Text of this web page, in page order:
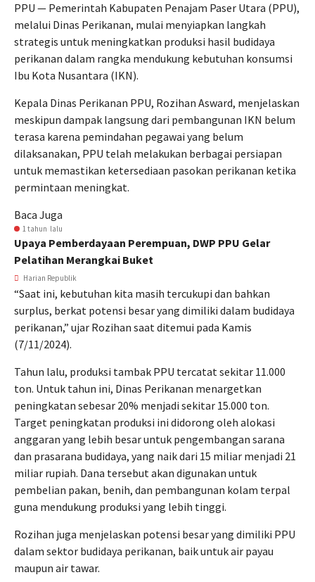
PPU — Pemerintah Kabupaten Penajam Paser Utara (PPU),
melalui Dinas Perikanan, mulai menyiapkan langkah
strategis untuk meningkatkan produksi hasil budidaya
perikanan dalam rangka mendukung kebutuhan konsumsi
Ibu Kota Nusantara (IKN).
Kepala Dinas Perikanan PPU, Rozihan Asward, menjelaskan
meskipun dampak langsung dari pembangunan IKN belum
terasa karena pemindahan pegawai yang belum
dilaksanakan, PPU telah melakukan berbagai persiapan
untuk memastikan ketersediaan pasokan perikanan ketika
permintaan meningkat.
Baca Juga
1 tahun lalu
Upaya Pemberdayaan Perempuan, DWP PPU Gelar
Pelatihan Merangkai Buket
Harian Republik
“Saat ini, kebutuhan kita masih tercukupi dan bahkan
surplus, berkat potensi besar yang dimiliki dalam budidaya
perikanan,” ujar Rozihan saat ditemui pada Kamis
(7/11/2024).
Tahun lalu, produksi tambak PPU tercatat sekitar 11.000
ton. Untuk tahun ini, Dinas Perikanan menargetkan
peningkatan sebesar 20% menjadi sekitar 15.000 ton.
Target peningkatan produksi ini didorong oleh alokasi
anggaran yang lebih besar untuk pengembangan sarana
dan prasarana budidaya, yang naik dari 15 miliar menjadi 21
miliar rupiah. Dana tersebut akan digunakan untuk
pembelian pakan, benih, dan pembangunan kolam terpal
guna mendukung produksi yang lebih tinggi.
Rozihan juga menjelaskan potensi besar yang dimiliki PPU
dalam sektor budidaya perikanan, baik untuk air payau
maupun air tawar.